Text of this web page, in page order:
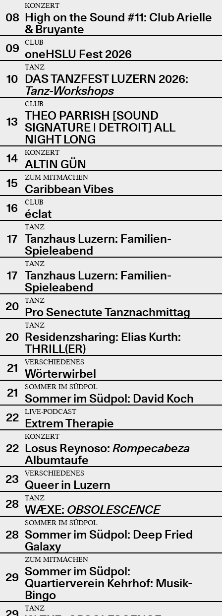
08
KONZERT
High on the Sound #11: Club Arielle
& Bruyante
09
CLUB
oneHSLU Fest 2026
10
TANZ
DAS TANZFEST LUZERN 2026:
Tanz-Workshops
13
CLUB
THEO PARRISH [SOUND
SIGNATURE | DETROIT] ALL
NIGHT LONG
14
KONZERT
ALTIN GÜN
15
ZUM MITMACHEN
Caribbean Vibes
16
CLUB
éclat
17
TANZ
Tanzhaus Luzern: Familien-
Spieleabend
17
TANZ
Tanzhaus Luzern: Familien-
Spieleabend
20
TANZ
Pro Senectute Tanznachmittag
20
TANZ
Residenzsharing: Elias Kurth:
THRILL(ER)
21
VERSCHIEDENES
Wörterwirbel
21
SOMMER IM SÜDPOL
Sommer im Südpol: David Koch
22
LIVE-PODCAST
Extrem Therapie
22
KONZERT
Losus Reynoso: Rompecabeza
Albumtaufe
23
VERSCHIEDENES
Queer in Luzern
28
TANZ
WÆXE: OBSOLESCENCE
28
SOMMER IM SÜDPOL
Sommer im Südpol: Deep Fried
Galaxy
29
ZUM MITMACHEN
Sommer im Südpol:
Quartierverein Kehrhof: Musik-
Bingo
TANZ